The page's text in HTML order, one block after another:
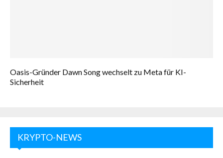
Oasis-Gründer Dawn Song wechselt zu Meta für KI-
Sicherheit
KRYPTO-NEWS